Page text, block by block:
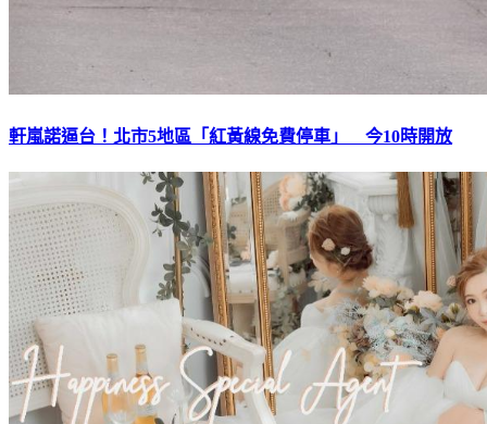
軒嵐諾逼台！北市5地區「紅黃線免費停車」 今10時開放